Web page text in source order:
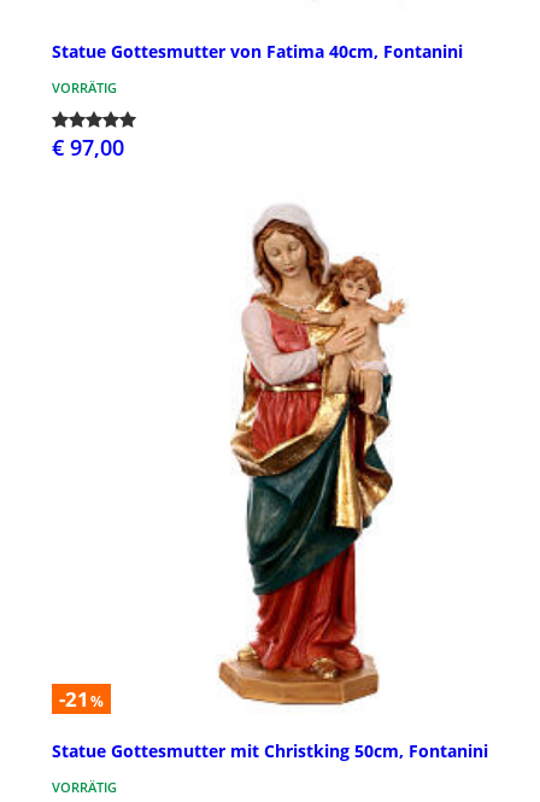
Statue Gottesmutter von Fatima 40cm, Fontanini
VORRÄTIG
€ 97,00
-21 %
Statue Gottesmutter mit Christking 50cm, Fontanini
VORRÄTIG